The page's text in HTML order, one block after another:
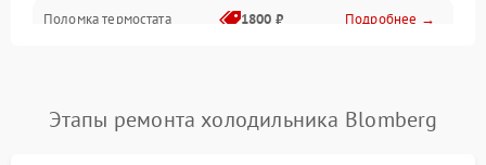
Поломка термостата 1800 ₽ Подробнее →
Поломка системы No Frost 2600 ₽ Подробнее →
Этапы ремонта холодильника Blomberg